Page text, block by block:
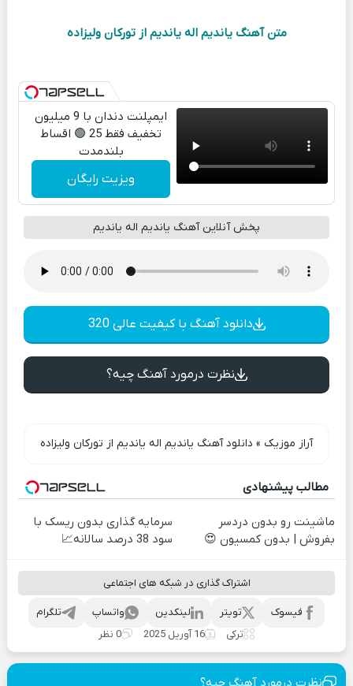
متن آهنگ یاندیم اله یاندیم از تورکان ولیزاده
ایمپلنت دندان با 9 میلیون
تخفیف فقط 25 🟢 اقساط
بلندمدت
ویزیت رایگان
پخش آنلاین آهنگ یاندیم اله یاندیم
دانلود آهنگ با کیفیت عالی 320
نظرت درمورد آهنگ چیه؟
آراز موزیک » دانلود آهنگ یاندیم اله یاندیم از تورکان ولیزاده
مطالب پیشنهادی
ماشینت رو بدون دردسر
بفروش | بدون کمسیون 😍
سرمایه گذاری بدون ریسک با
سود 38 درصد سالانه📈
اشتراک گذاری در شبکه های اجتماعی
تلگرام واتساپ لینکدین تویتر
فیسوک
ترکی
16 آوریل 2025 0 نظر
نظرت درمورد آهنگ چیه؟